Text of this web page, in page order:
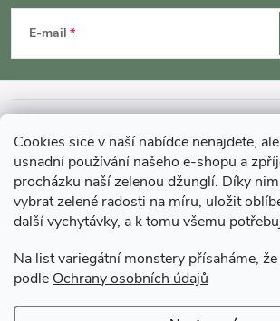
Cookies sice v naší nabídce nenajdete,
usnadní používání našeho e-shopu a
procházku naší zelenou džunglí. Díky
vybrat zelené radosti na míru, uložit
další vychytávky, a k tomu všemu
Na list variegátní monstery přísaháme,
podle Ochrany osobních údajů
p
a
E-mail
MOHLO BY VÁS ZAJÍMAT
O GARDNERS
Gardners Design - Projekt, realizace a